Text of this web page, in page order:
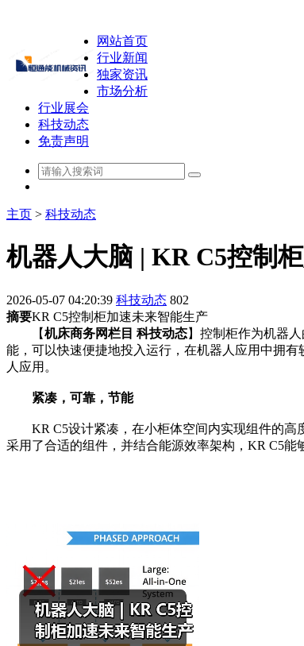
网站首页
行业新闻
独家资讯
市场分析
行业展会
科技动态
免责声明
主页 > 科技动态
机器人大脑 | KR C5控制
2026-05-07 04:20:39 科技动态 802
摘要KR C5控制柜加速未来智能生产
【机床商务网栏目 科技动态】控制柜作为机器
能，可以快速便捷地投入运行，在机器人应用中拥
人应用。
紧凑，可靠，节能
KR C5设计紧凑，在小柜体空间内实现组件的高
采用了合适的组件，并结合能源效率架构，KR C5